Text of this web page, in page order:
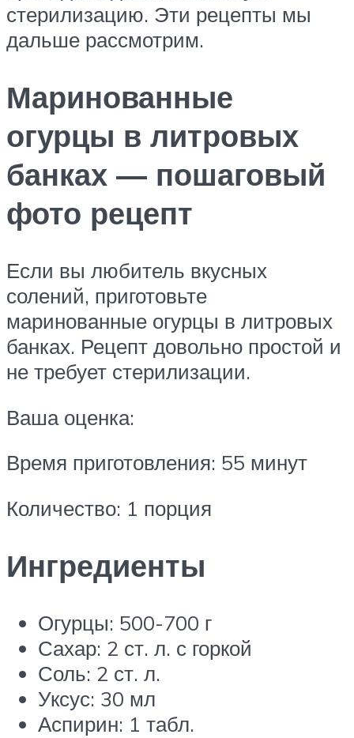
стерилизацию. Эти рецепты мы
дальше рассмотрим.
Маринованные
огурцы в литровых
банках — пошаговый
фото рецепт
Если вы любитель вкусных
солений, приготовьте
маринованные огурцы в литровых
банках. Рецепт довольно простой и
не требует стерилизации.
Ваша оценка:
Время приготовления: 55 минут
Количество: 1 порция
Ингредиенты
Огурцы: 500-700 г
Сахар: 2 ст. л. с горкой
Соль: 2 ст. л.
Уксус: 30 мл
Аспирин: 1 табл.